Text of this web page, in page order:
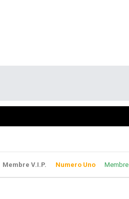
Membre V.I.P. Numero Uno Membre